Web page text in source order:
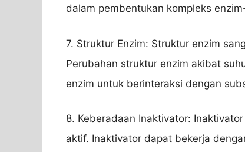
dalam pembentukan kompleks
7. Struktur Enzim: Struktur enzim
Perubahan struktur enzim akibat
enzim untuk berinteraksi dengan
8. Keberadaan Inaktivator:
aktif. Inaktivator dapat bekerja